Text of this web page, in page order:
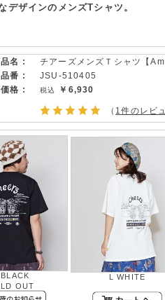
ザインのメンズTシャツ。
名 :
チアーズメンズＴシャツ【
番 :
JSU-510405
格 :
￥6,930
（ 1件のレビ
OUT
L WHITE